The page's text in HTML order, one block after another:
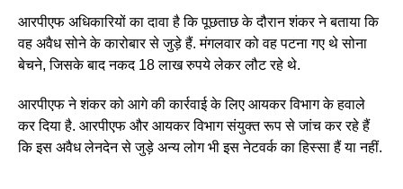
आरपीएफ अधिकारियों का दावा है कि पूछताछ के दौरान शंकर ने बताया कि
वह अवैध सोने के कारोबार से जुड़े हैं. मंगलवार को वह पटना गए थे सोना
बेचने, जिसके बाद नकद 18 लाख रुपये लेकर लौट रहे थे.
आरपीएफ ने शंकर को आगे की कार्रवाई के लिए आयकर विभाग के हवाले
कर दिया है. आरपीएफ और आयकर विभाग संयुक्त रूप से जांच कर रहे हैं
कि इस अवैध लेनदेन से जुड़े अन्य लोग भी इस नेटवर्क का हिस्सा हैं या नहीं.